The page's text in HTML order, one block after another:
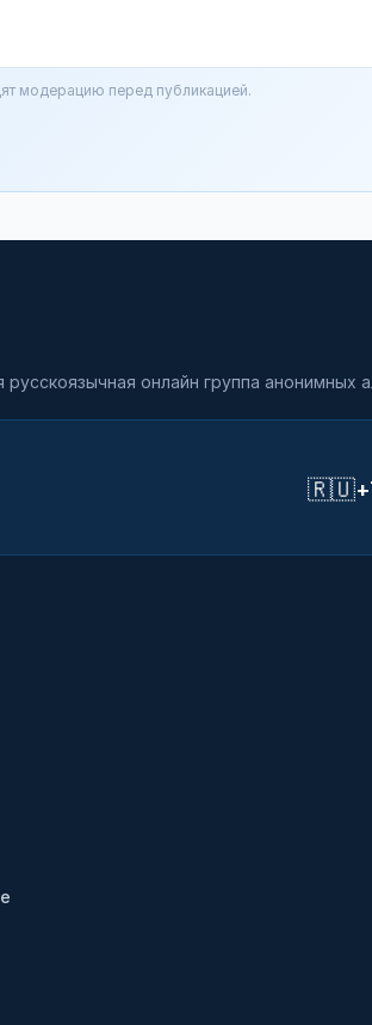
модерацию перед публикацией.
онлайн группа анонимных
🇷🇺